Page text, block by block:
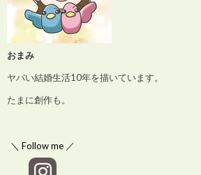
おまみ
ヤバい結婚生活10年を描いています。
たまに創作も。
＼ Follow me ／